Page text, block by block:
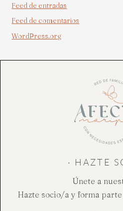
Feed de entradas
Feed de comentarios
WordPress.org
· HAZTE
Únete a
Hazte socio/a y forma